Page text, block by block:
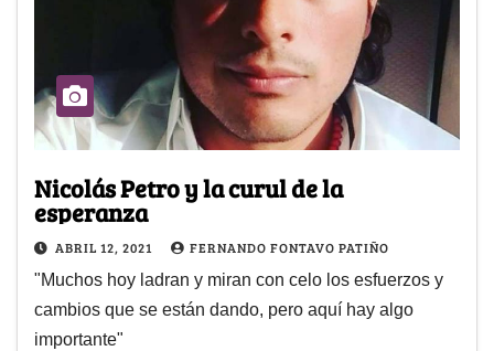
Nicolás Petro y la curul de la
esperanza
ABRIL 12, 2021 FERNANDO FONTAVO PATIÑO
"Muchos hoy ladran y miran con celo los esfuerzos y
cambios que se están dando, pero aquí hay algo
importante"